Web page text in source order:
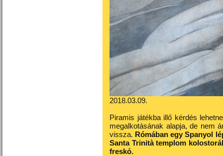
2018.03.09.
Piramis játékba illő kérdés
megalkotásának alapja, de nem
vissza. Rómában egy Spanyol
Santa Trinità templom
freskó.